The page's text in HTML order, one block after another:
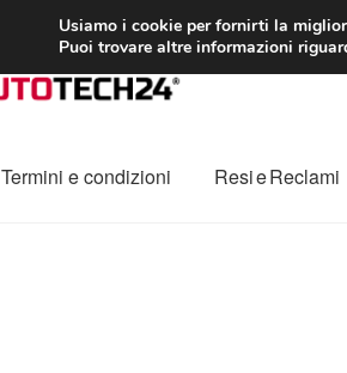
CONSEGNA da 7 EUR
Termini e condizioni Resi e Reclami
Usiamo i cookie per fornirti la
Puoi trovare altre informazioni